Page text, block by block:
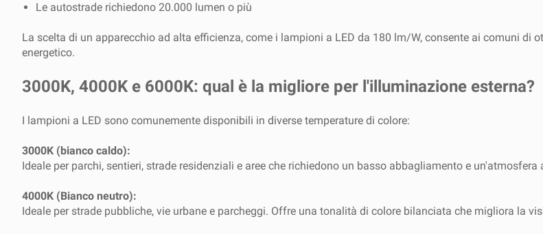
Le autostrade richiedono 20.000 lumen o più
La scelta di un apparecchio ad alta efficienza, come i lampioni a LED da 180 lm/W, consente ai comuni
energetico.
3000K, 4000K e 6000K: qual è la migliore per l'illuminazione esterna?
I lampioni a LED sono comunemente disponibili in diverse temperature di colore:
3000K (bianco caldo):
Ideale per parchi, sentieri, strade residenziali e aree che richiedono un basso abbagliamento e un'atmosfera
4000K (Bianco neutro):
Ideale per strade pubbliche, vie urbane e parcheggi. Offre una tonalità di colore bilanciata che migliora la